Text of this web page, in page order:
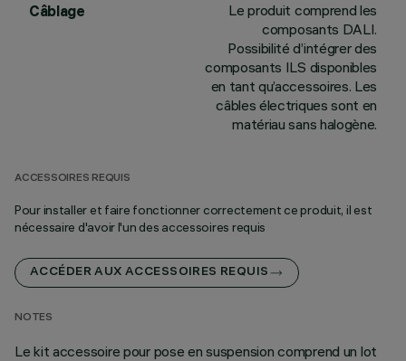
Câblage
Le produit comprend les
composants DALI.
Possibilité d’intégrer des
composants ILS disponibles
en tant qu’accessoires. Les
câbles électriques sont en
matériau sans halogène.
ACCESSOIRES REQUIS
Pour installer et faire fonctionner correctement ce produit, il est
nécessaire d'avoir l'un des accessoires requis
ACCÉDER AUX ACCESSOIRES REQUIS
NOTES
Le kit accessoire pour pose en suspension comprend un lot